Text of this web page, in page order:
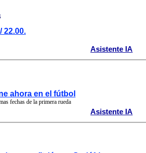
22.00.
Asistente IA
ahora en el fútbol
fechas de la primera rueda
Asistente IA